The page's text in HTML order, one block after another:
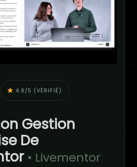
4.9/5 (VÉRIFIÉ)
Gestion
De
• Livementor